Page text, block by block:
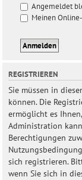
Angemeldet
Meinen
REGISTRIEREN
Sie müssen in
können. Die
ermöglicht es
Administration
Berechtigungen
sich registrieren.
wenn Sie sich in